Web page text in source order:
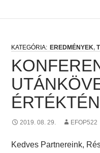
EREDMÉNYEK,
2019. 08. 29. EFOP522
Kedves Partnereink,